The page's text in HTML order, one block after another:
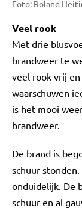
Foto: Roland
Veel rook
Met drie
brandweer te
veel rook vrij
waarschuwen
is het mooi
brandweer.
De brand is
schuur
onduidelijk. De
schuur en al